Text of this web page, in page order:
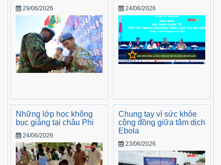
29/06/2026 24/06/2026
Những lớp học không
bục giảng tại châu Phi
24/06/2026
Chung tay vì sức khỏe
cộng đồng giữa tâm dịch
Ebola
23/06/2026